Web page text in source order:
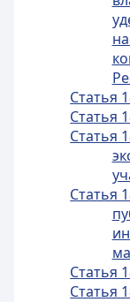
Статья
Статья
Статья
Статья
Статья
Статья